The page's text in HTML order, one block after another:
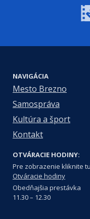
NAVIGÁCIA
Mesto Brezno
Samospráva
Kultúra a šport
Kontakt
OTVÁRACIE HODINY:
Pre zobrazenie kliknite
Otváracie hodiny
Obedňajšia prestávka
11.30 – 12.30